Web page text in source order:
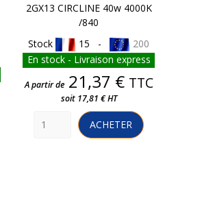
2GX13 CIRCLINE 40w 4000K
/840
Stock
15 -
200
En stock - Livraison express
Prix
A partir de 21,37 € TTC
soit 17,81 € HT
ACHETER